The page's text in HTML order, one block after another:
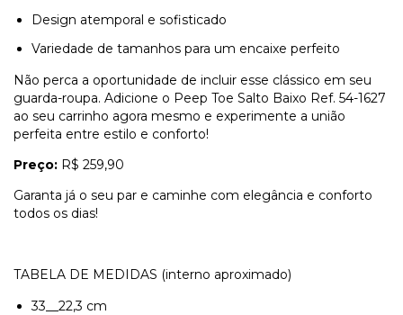
Design atemporal e sofisticado
Variedade de tamanhos para um encaixe perfeito
Não perca a oportunidade de incluir esse clássico em seu
guarda-roupa. Adicione o Peep Toe Salto Baixo Ref. 54-1627
ao seu carrinho agora mesmo e experimente a união
perfeita entre estilo e conforto!
Preço: R$ 259,90
Garanta já o seu par e caminhe com elegância e conforto
todos os dias!
TABELA DE MEDIDAS (interno aproximado)
33__22,3 cm